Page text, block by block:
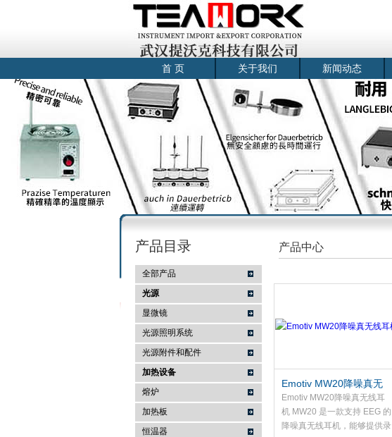
武汉提沃克科技有限公司
首 页 关于我们 新闻动态
产品目录
全部产品
光源
显微镜
光源照明系统
光源附件和配件
加热设备
熔炉
加热板
恒温器
产品中心
Emotiv MW20降噪真无
线耳机
Emotiv MW20降噪真无线耳
机 MW20 是一款支持 EEG 的
降噪真无线耳机，能够提供录